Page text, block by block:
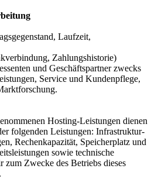
Laufzeit,
Zahlungshistorie)
und Geschäftspartner zwecks
Service und Kundenpflege,
Hosting-Leistungen dienen
folgenden Leistungen: Infrastruktur-
Rechenkapazität, Speicherplatz und
sowie technische
zum Zwecke des Betriebs dieses